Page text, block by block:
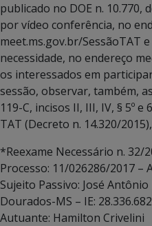
publicado no DOE n. 10.770,
por vídeo conferência, no
meet.ms.gov.br/SessãoTAT
necessidade, no endereço
os interessados em
sessão, observar, também,
119-C, incisos II, III, IV, § 5º
TAT (Decreto n. 14.320/
*Reexame Necessário n. 32/
Processo: 11/026286/2017 –
Sujeito Passivo: José
Dourados-MS – IE:
Autuante: Hamilton Crivelini